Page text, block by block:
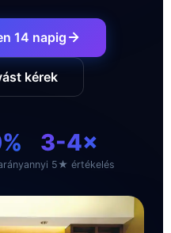
14 napig
kérek
3-4×
annyi 5★ értékelés